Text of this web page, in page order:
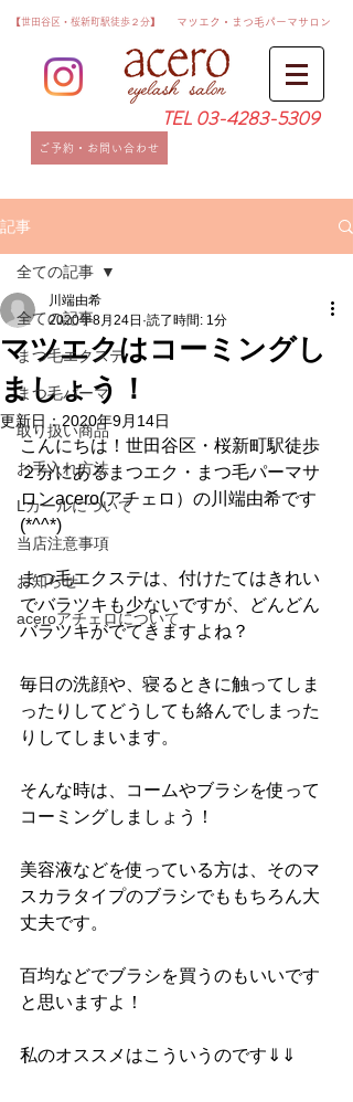
​【世田谷区・桜新町駅徒歩２分】
TEL 03-4283-5309
​マツエク・まつ毛パーマサロン
ご予約・お問い合わせ
記事
全ての記事
まつ毛エクステ
まつ毛パーマ
取り扱い商品
お手入れ方法
Lカールについて
当店注意事項
お知らせ
aceroアチェロについて
全ての記事
マツエクはコーミングし
ましょう！
川端由希
2020年8月24日 読了時間: 1分
更新日：2020年9月14日
こんにちは！世田谷区・桜新町駅徒歩
２分にあるまつエク・まつ毛パーマサ
ロンacero(アチェロ）の川端由希です
(*^^*)
まつ毛エクステは、付けたてはきれい
でバラツキも少ないですが、どんどん
バラツキがでてきますよね？
毎日の洗顔や、寝るときに触ってしま
ったりしてどうしても絡んでしまった
りしてしまいます。
そんな時は、コームやブラシを使って
コーミングしましょう！
美容液などを使っている方は、そのマ
スカラタイプのブラシでももちろん大
丈夫です。
百均などでブラシを買うのもいいです
と思いますよ！
私のオススメはこういうのです⇓⇓